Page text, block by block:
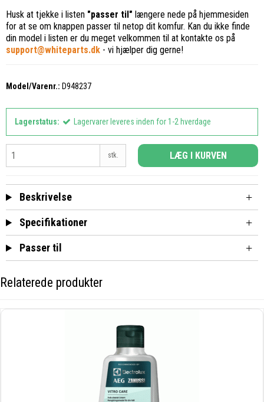
Husk at tjekke i listen "passer til" længere nede på hjemmesiden
for at se om knappen passer til netop dit komfur. Kan du ikke finde
din model i listen er du meget velkommen til at kontakte os på
support@whiteparts.dk - vi hjælper dig gerne!
Model/Varenr.: D948237
Lagerstatus: Lagervarer leveres inden for 1-2 hverdage
stk. LÆG I KURVEN
Beskrivelse
Specifikationer
Passer til
Relaterede produkter